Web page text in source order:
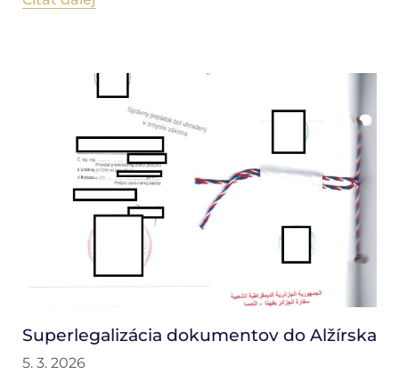
Superlegalizácia dokumentov do Alžírska
5. 3. 2026